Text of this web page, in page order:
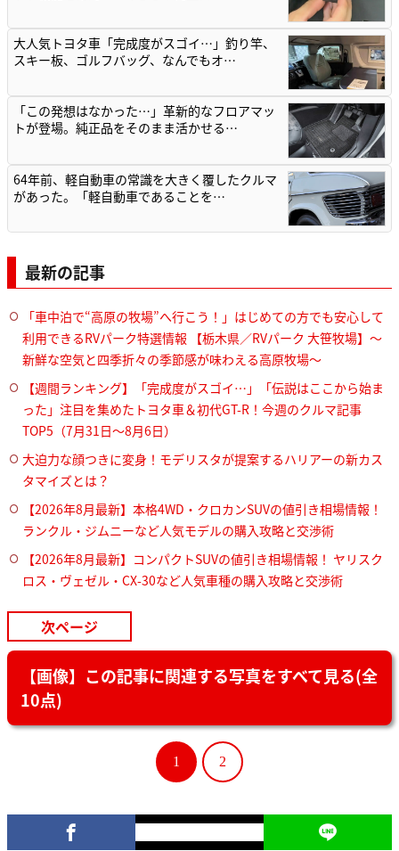
大人気トヨタ車「完成度がスゴイ…」釣り竿、
スキー板、ゴルフバッグ、なんでもオ…
「この発想はなかった…」革新的なフロアマッ
トが登場。純正品をそのまま活かせる…
64年前、軽自動車の常識を大きく覆したクルマ
があった。「軽自動車であることを…
最新の記事
「車中泊で“高原の牧場”へ行こう！」はじめての方でも安心して
利用できるRVパーク特選情報 【栃木県／RVパーク 大笹牧場】～
新鮮な空気と四季折々の季節感が味わえる高原牧場～
【週間ランキング】「完成度がスゴイ…」「伝説はここから始ま
った」注目を集めたトヨタ車＆初代GT-R！今週のクルマ記事
TOP5（7月31日〜8月6日）
大迫力な顔つきに変身！モデリスタが提案するハリアーの新カス
タマイズとは？
【2026年8月最新】本格4WD・クロカンSUVの値引き相場情報！
ランクル・ジムニーなど人気モデルの購入攻略と交渉術
【2026年8月最新】コンパクトSUVの値引き相場情報！ ヤリスク
ロス・ヴェゼル・CX-30など人気車種の購入攻略と交渉術
次ページ
【画像】この記事に関連する写真をすべて見る(全
10点)
1 2